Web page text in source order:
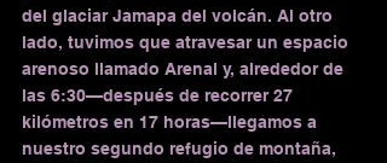
del glaciar Jamapa del volcán. Al otro
lado, tuvimos que atravesar un espacio
arenoso llamado Arenal y, alrededor de
las 6:30—después de recorrer 27
kilómetros en 17 horas—llegamos a
nuestro segundo refugio de montaña,